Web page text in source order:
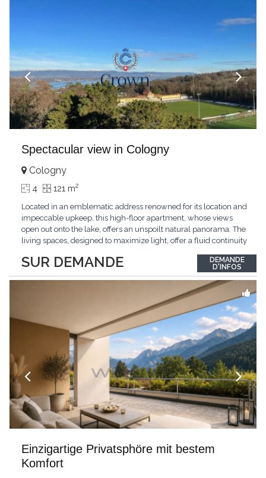
Spectacular view in Cologny
SUR DEMANDE
Cologny
4 121 m2
Located in an emblematic address renowned for its location and
impeccable upkeep, this high-floor apartment, whose views
open out onto the lake, offers an unspoilt natural panorama. The
living spaces, designed to maximize light, offer a fluid continuity
comprises two bedrooms, each with its own bathroom,
guaranteeing comfort and privacy. Private...
DEMANDE
D'INFOS
Einzigartige Privatsphöre mit bestem
Komfort